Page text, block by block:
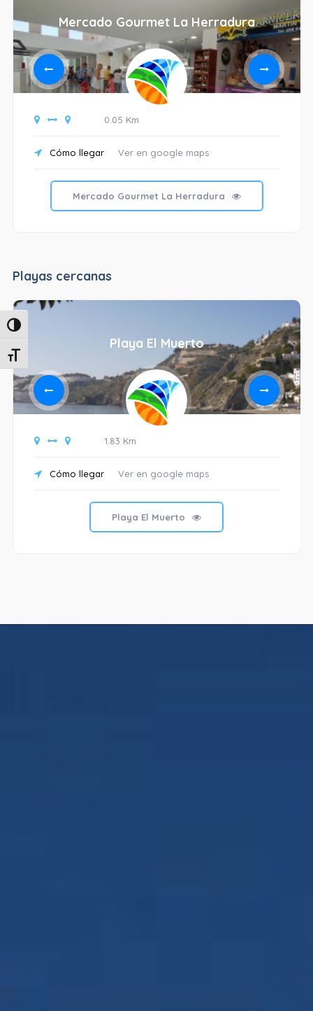
Alternar alto contraste
Alternar tamaño de letra
Mercado Gourmet La Herradura
0.05 Km
Cómo llegar Ver en google maps
Mercado Gourmet La Herradura
Playas cercanas
Playa El Muerto
1.83 Km
Cómo llegar Ver en google maps
Playa El Muerto